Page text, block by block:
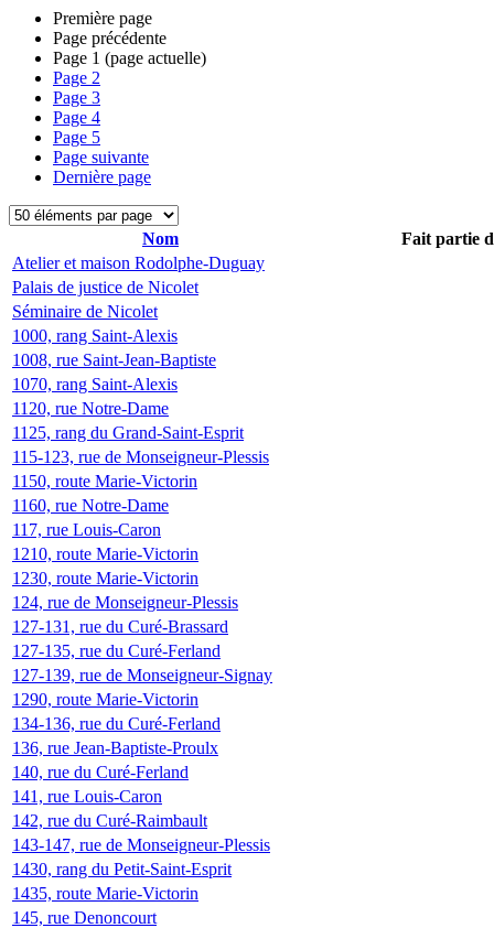
Première page
Page précédente
Page 1 (page actuelle)
Page 2
Page 3
Page 4
Page 5
Page suivante
Dernière page
Nom
Fait partie
Atelier et maison Rodolphe-Duguay
Palais de justice de Nicolet
Séminaire de Nicolet
1000, rang Saint-Alexis
1008, rue Saint-Jean-Baptiste
1070, rang Saint-Alexis
1120, rue Notre-Dame
1125, rang du Grand-Saint-Esprit
115-123, rue de Monseigneur-Plessis
1150, route Marie-Victorin
1160, rue Notre-Dame
117, rue Louis-Caron
1210, route Marie-Victorin
1230, route Marie-Victorin
124, rue de Monseigneur-Plessis
127-131, rue du Curé-Brassard
127-135, rue du Curé-Ferland
127-139, rue de Monseigneur-Signay
1290, route Marie-Victorin
134-136, rue du Curé-Ferland
136, rue Jean-Baptiste-Proulx
140, rue du Curé-Ferland
141, rue Louis-Caron
142, rue du Curé-Raimbault
143-147, rue de Monseigneur-Plessis
1430, rang du Petit-Saint-Esprit
1435, route Marie-Victorin
145, rue Denoncourt